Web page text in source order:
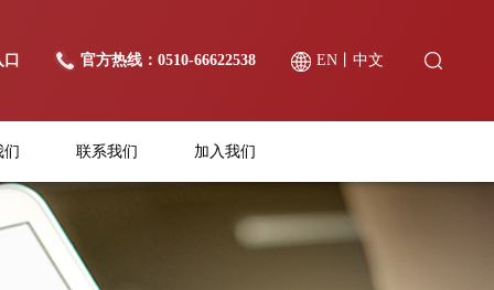
EN丨 中文
官方热线：0510-66622538
们 联系我们 加入我们